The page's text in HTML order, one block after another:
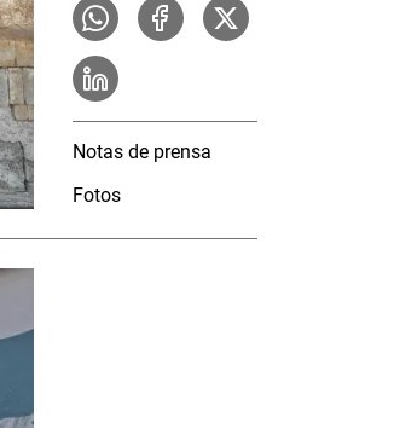
Notas de prensa
Fotos